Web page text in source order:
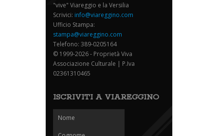
"vive" Viareggio e la Versilia
Scrivici: info@viareggino.com
Ufficio Stampa:
stampa@viareggino.com
Telefono: 389-0205164
© 1999-2026 - Proprietà Viva
Associazione Culturale | P.Iva
02361310465
ISCRIVITI A VIAREGGINO